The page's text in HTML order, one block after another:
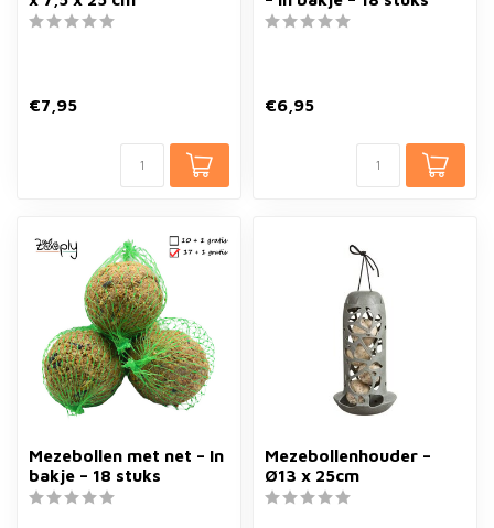
€7,95 €6,95
Mezebollen met net – In
bakje – 18 stuks
Mezebollenhouder –
Ø13 x 25cm